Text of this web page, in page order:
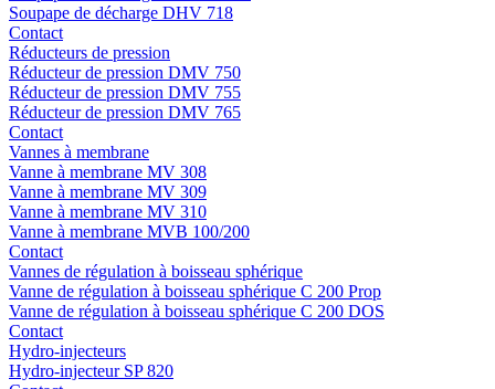
Soupape de décharge DHV 718
Contact
Réducteurs de pression
Réducteur de pression DMV 750
Réducteur de pression DMV 755
Réducteur de pression DMV 765
Contact
Vannes à membrane
Vanne à membrane MV 308
Vanne à membrane MV 309
Vanne à membrane MV 310
Vanne à membrane MVB 100/200
Contact
Vannes de régulation à boisseau sphérique
Vanne de régulation à boisseau sphérique C 200 Prop
Vanne de régulation à boisseau sphérique C 200 DOS
Contact
Hydro-injecteurs
Hydro-injecteur SP 820